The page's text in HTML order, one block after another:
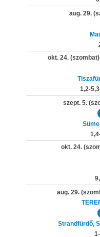
aug. 29.
okt. 24.
1,2-
szept. 5.
okt. 24.
aug. 29.
Strandfürdő,